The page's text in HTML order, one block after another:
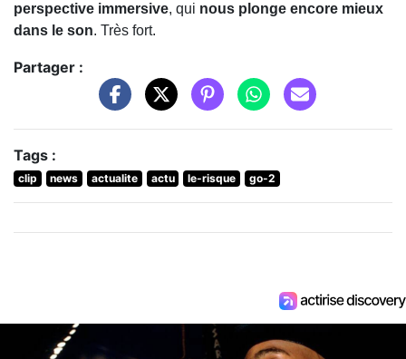
perspective immersive, qui nous plonge encore mieux
dans le son. Très fort.
Partager :
Tags :
clip news actualite actu le-risque go-2